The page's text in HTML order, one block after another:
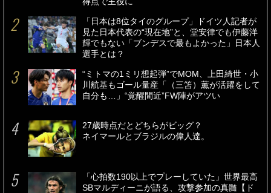
「日本は8位タイのグループ」ドイツ人記者が
見た日本代表の“現在地”と、堂安律でも伊藤洋
輝でもない「ブンデスで最もよかった」日本人
選手とは？
“ミトマの1ミリ想起弾”でMOM、上田綺世・小
川航基もゴール量産「（三笘）薫が活躍をして
自分も…」“覚醒間近”FW陣がアツい
27歳時点だとどちらがビッグ？
ネイマールとブラジルの偉人達。
「心拍数190以上でプレーしていた」世界最高
SBマルディーニが語る、攻撃参加の真髄【ド